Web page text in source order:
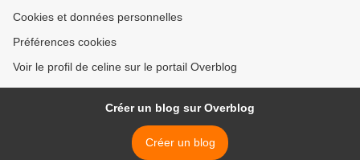
Cookies et données personnelles
Préférences cookies
Voir le profil de celine sur le portail Overblog
Créer un blog sur Overblog
Créer un blog